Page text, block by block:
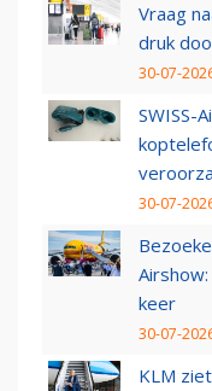
Vraag
druk
30-07-
SWISS-
30-07-
keer
30-07-
KLM